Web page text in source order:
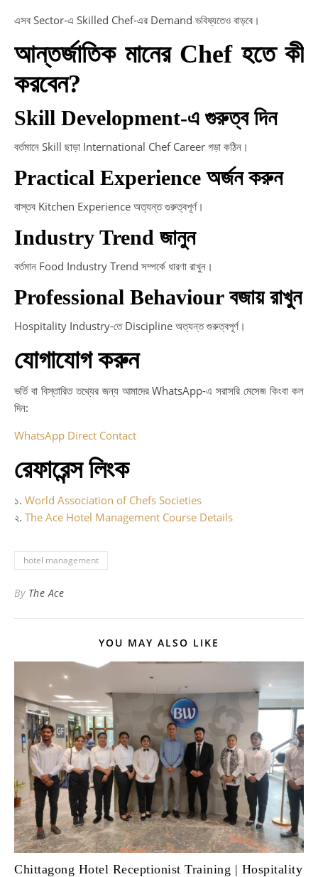
এসব Sector-এ Skilled Chef-এর Demand ভবিষ্যতেও বাড়বে।
আন্তর্জাতিক মানের Chef হতে কী
করবেন?
Skill Development-এ গুরুত্ব দিন
বর্তমানে Skill ছাড়া International Chef Career গড়া কঠিন।
Practical Experience অর্জন করুন
বাস্তব Kitchen Experience অত্যন্ত গুরুত্বপূর্ণ।
Industry Trend জানুন
বর্তমান Food Industry Trend সম্পর্কে ধারণা রাখুন।
Professional Behaviour বজায় রাখুন
Hospitality Industry-তে Discipline অত্যন্ত গুরুত্বপূর্ণ।
যোগাযোগ করুন
ভর্তি বা বিস্তারিত তথ্যের জন্য আমাদের WhatsApp-এ সরাসরি মেসেজ কিংবা কল
দিন:
WhatsApp Direct Contact
রেফারেন্স লিংক
১. World Association of Chefs Societies
২. The Ace Hotel Management Course Details
hotel management
By The Ace
YOU MAY ALSO LIKE
Chittagong Hotel Receptionist Training | Hospitality